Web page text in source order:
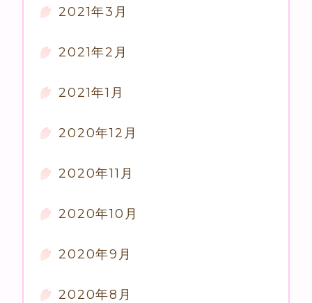
2021年3月
2021年2月
2021年1月
2020年12月
2020年11月
2020年10月
2020年9月
2020年8月